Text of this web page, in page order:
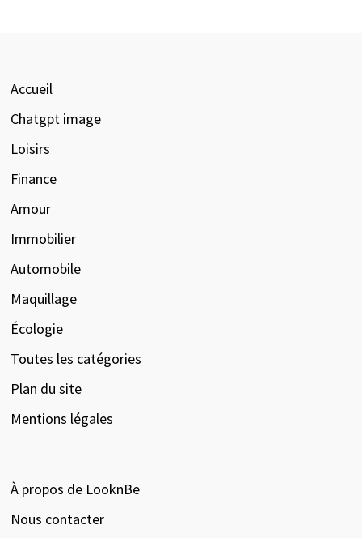
Accueil
Chatgpt image
Loisirs
Finance
Amour
Immobilier
Automobile
Maquillage
Écologie
Toutes les catégories
Plan du site
Mentions légales
À propos de LooknBe
Nous contacter